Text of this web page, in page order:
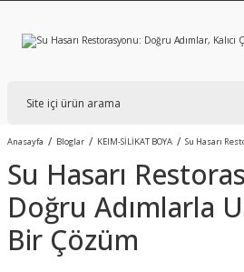
Anasayfa Bloglar KEIM-SİLİKAT BOYA Su Hasarı
Su Hasarı
Doğru Adımlarla
Bir Çözüm